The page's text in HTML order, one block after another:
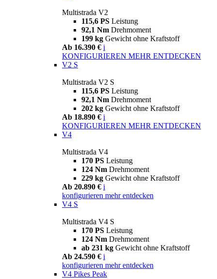
Multistrada V2
115,6 PS Leistung
92,1 Nm Drehmoment
199 kg Gewicht ohne Kraftstoff
Ab 16.390 € i
KONFIGURIEREN MEHR ENTDECKEN
V2 S
Multistrada V2 S
115,6 PS Leistung
92,1 Nm Drehmoment
202 kg Gewicht ohne Kraftstoff
Ab 18.890 € i
KONFIGURIEREN MEHR ENTDECKEN
V4
Multistrada V4
170 PS Leistung
124 Nm Drehmoment
229 kg Gewicht ohne Kraftstoff
Ab 20.890 € i
konfigurieren mehr entdecken
V4 S
Multistrada V4 S
170 PS Leistung
124 Nm Drehmoment
ab 231 kg Gewicht ohne Kraftstoff
Ab 24.590 € i
konfigurieren mehr entdecken
V4 Pikes Peak